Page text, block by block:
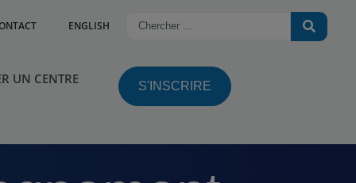
ENGLISH
UN CENTRE S'INSCRIRE